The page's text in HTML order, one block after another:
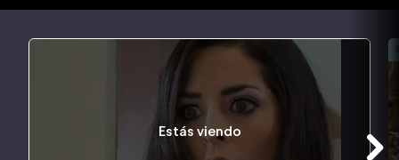
Estás viendo